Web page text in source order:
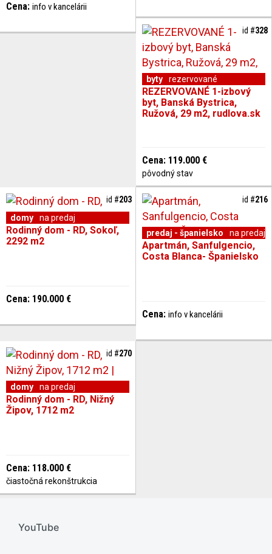
Cena: info v kancelárii
byty rezervované
REZERVOVANÉ 1-izbový
byt, Banská Bystrica,
Ružová, 29 m2, rudlova.sk
Cena: 119.000 €
pôvodný stav
id #328
domy na predaj
Rodinný dom - RD, Sokoľ,
2292 m2
Cena: 190.000 €
id #203
predaj - španielsko na predaj
Apartmán, Sanfulgencio,
Costa Blanca- Španielsko
Cena: info v kancelárii
id #216
domy na predaj
Rodinný dom - RD, Nižný
Žipov, 1712 m2
Cena: 118.000 €
čiastočná rekonštrukcia
id #270
YouTube